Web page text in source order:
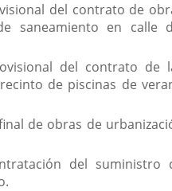
del contrato de
saneamiento en calle
del contrato de
de piscinas de
de obras de
del suministro